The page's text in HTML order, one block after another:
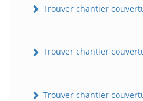
Trouver chantier
Trouver chantier
Trouver chantier